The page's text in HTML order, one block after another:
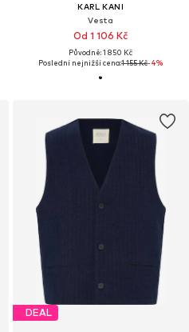
KARL KANI
Vesta
Od 1 106 Kč
Původně: 1 850 Kč
Poslední nejnižší cena:1 155 Kč-4%
DEAL